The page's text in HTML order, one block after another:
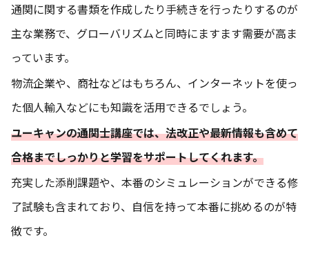
通関に関する書類を作成したり手続きを行ったりするのが
主な業務で、グローバリズムと同時にますます需要が高ま
っています。
物流企業や、商社などはもちろん、インターネットを使っ
た個人輸入などにも知識を活用できるでしょう。
ユーキャンの通関士講座では、法改正や最新情報も含めて
合格までしっかりと学習をサポートしてくれます。
充実した添削課題や、本番のシミュレーションができる修
了試験も含まれており、自信を持って本番に挑めるのが特
徴です。